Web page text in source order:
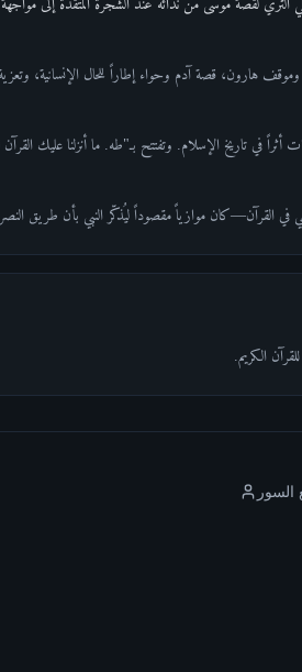
هارون، قصة آدم وحواء إطاراً للحال الإنسانية،
في تاريخ الإسلام. وتفتتح بـ"طه. ما أنزلنا عليك
موازياً مقصوداً ليُذكّر النبي بأن طريق
الكريم.
السور